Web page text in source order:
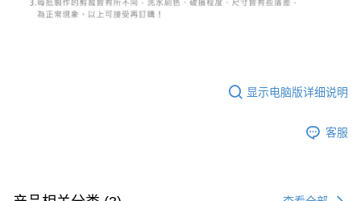
显示电脑版详细说明
客服